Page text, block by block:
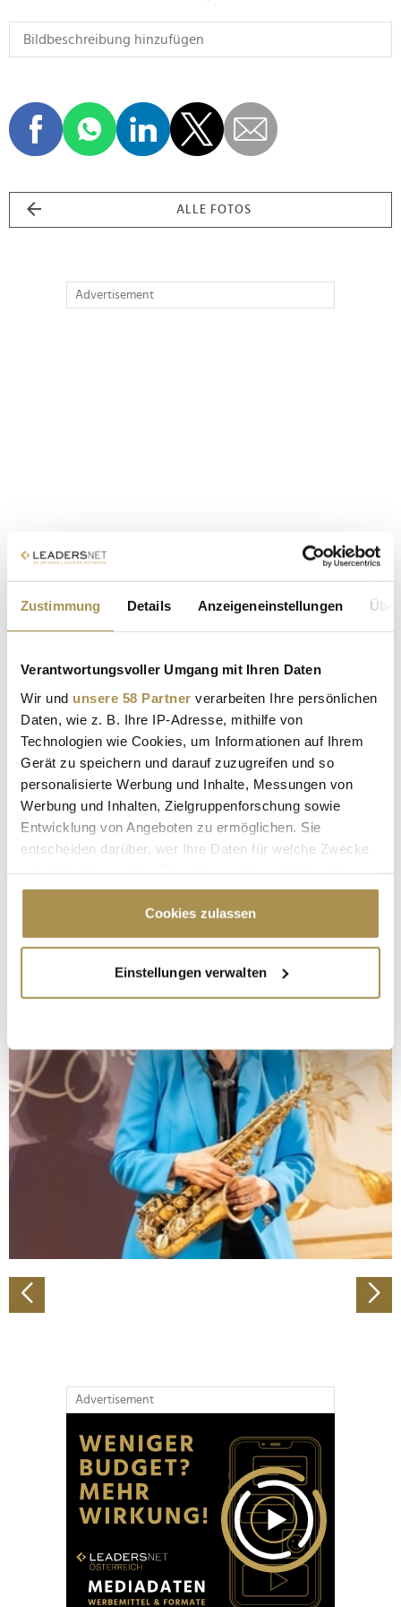
Zustimmung Details Anzeigeneinstellungen
Verantwortungsvoller Umgang mit Ihren Daten
Wir und unsere 58 Partner verarbeiten Ihre persönlichen
Daten, wie z. B. Ihre IP-Adresse, mithilfe von
Technologien wie Cookies, um Informationen auf Ihrem
Gerät zu speichern und darauf zuzugreifen und so
personalisierte Werbung und Inhalte, Messungen von
Werbung und Inhalten, Zielgruppenforschung sowie
Entwicklung von Angeboten zu ermöglichen. Sie
entscheiden darüber, wer Ihre Daten für welche Zwecke
Cookie-Erklärung oder durch Klicken auf das Privacy
Trigger Symbol ändern oder widerrufen
Informationen über Ihre geografische Lage
erfassen, welche bis auf einige Meter genau sein
bestimmten Merkmalen (Fingerprinting) identifizieren
Erfahren Sie mehr darüber, wie Ihre persönlichen Daten
verarbeitet werden, und legen Sie Ihre Präferenzen im
Abschnitt Einzelheiten
fest.
Wir verwenden Cookies, um Inhalte und Anzeigen zu
personalisieren, Funktionen für soziale Medien anbieten
zu können und die Zugriffe auf unsere Website zu
analysieren. Außerdem geben wir Informationen zu Ihrer
Verwendung unserer Website an unsere Partner für
soziale Medien, Werbung und Analysen weiter. Unsere
Partner führen diese Informationen möglicherweise mit
Cookies zulassen
Einstellungen verwalten
ALLE FOTOS
Advertisement
Advertisement